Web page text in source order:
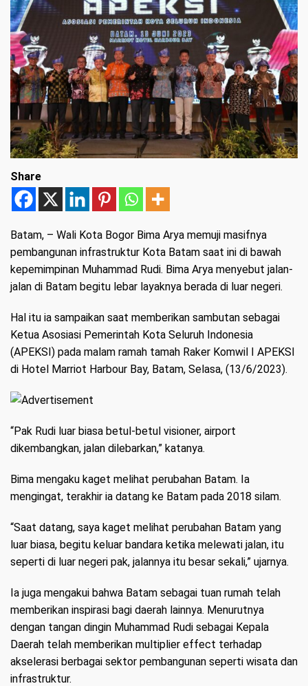
Share
Batam, – Wali Kota Bogor Bima Arya memuji masifnya
pembangunan infrastruktur Kota Batam saat ini di bawah
kepemimpinan Muhammad Rudi. Bima Arya menyebut jalan-
jalan di Batam begitu lebar layaknya berada di luar negeri.
Hal itu ia sampaikan saat memberikan sambutan sebagai
Ketua Asosiasi Pemerintah Kota Seluruh Indonesia
(APEKSI) pada malam ramah tamah Raker Komwil I APEKSI
di Hotel Marriot Harbour Bay, Batam, Selasa, (13/6/2023).
“Pak Rudi luar biasa betul-betul visioner, airport
dikembangkan, jalan dilebarkan,” katanya.
Bima mengaku kaget melihat perubahan Batam. Ia
mengingat, terakhir ia datang ke Batam pada 2018 silam.
“Saat datang, saya kaget melihat perubahan Batam yang
luar biasa, begitu keluar bandara ketika melewati jalan, itu
seperti di luar negeri pak, jalannya itu besar sekali,” ujarnya.
Ia juga mengakui bahwa Batam sebagai tuan rumah telah
memberikan inspirasi bagi daerah lainnya. Menurutnya
dengan tangan dingin Muhammad Rudi sebagai Kepala
Daerah telah memberikan multiplier effect terhadap
akselerasi berbagai sektor pembangunan seperti wisata dan
infrastruktur.